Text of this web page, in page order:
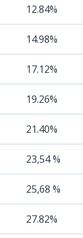
12.84%
14.98%
17.12%
19.26%
21.40%
23,54 %
25,68 %
27.82%